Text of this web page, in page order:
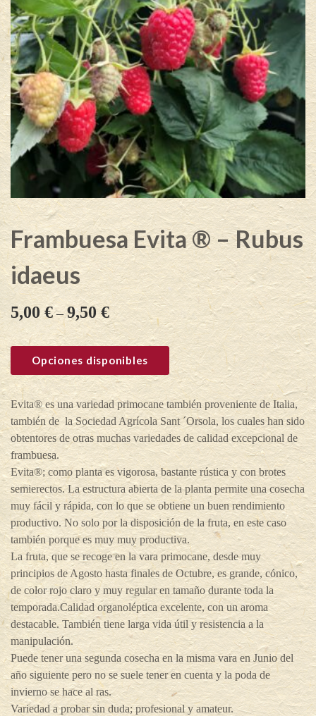
Frambuesa Evita ® – Rubus
idaeus
5,00 €–9,50€
Opciones disponibles
Evita® es una variedad primocane también proveniente de Italia,
también de la Sociedad Agrícola Sant ´Orsola, los cuales han sido
obtentores de otras muchas variedades de calidad excepcional de
frambuesa.
Evita®; como planta es vigorosa, bastante rústica y con brotes
semierectos. La estructura abierta de la planta permite una cosecha
muy fácil y rápida, con lo que se obtiene un buen rendimiento
productivo. No solo por la disposición de la fruta, en este caso
también porque es muy muy productiva.
La fruta, que se recoge en la vara primocane, desde muy
principios de Agosto hasta finales de Octubre, es grande, cónico,
de color rojo claro y muy regular en tamaño durante toda la
temporada.Calidad organoléptica excelente, con un aroma
destacable. También tiene larga vida útil y resistencia a la
manipulación.
Puede tener una segunda cosecha en la misma vara en Junio del
año siguiente pero no se suele tener en cuenta y la poda de
invierno se hace al ras.
Variedad a probar sin duda; profesional y amateur.